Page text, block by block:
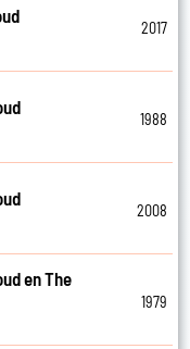
2017
1988
2008
en The
1979